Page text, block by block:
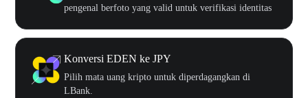
pengenal berfoto yang valid untuk verifikasi identitas
Konversi EDEN ke JPY
Pilih mata uang kripto untuk diperdagangkan di
LBank.